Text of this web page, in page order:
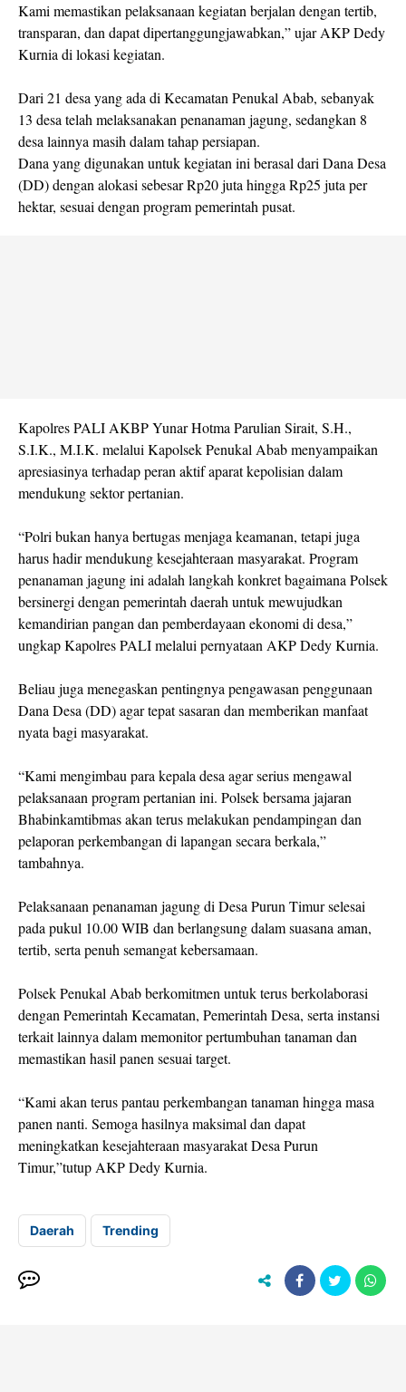
Kami memastikan pelaksanaan kegiatan berjalan dengan tertib,
transparan, dan dapat dipertanggungjawabkan,” ujar AKP Dedy
Kurnia di lokasi kegiatan.
Dari 21 desa yang ada di Kecamatan Penukal Abab, sebanyak
13 desa telah melaksanakan penanaman jagung, sedangkan 8
desa lainnya masih dalam tahap persiapan.
Dana yang digunakan untuk kegiatan ini berasal dari Dana Desa
(DD) dengan alokasi sebesar Rp20 juta hingga Rp25 juta per
hektar, sesuai dengan program pemerintah pusat.
Kapolres PALI AKBP Yunar Hotma Parulian Sirait, S.H.,
S.I.K., M.I.K. melalui Kapolsek Penukal Abab menyampaikan
apresiasinya terhadap peran aktif aparat kepolisian dalam
mendukung sektor pertanian.
“Polri bukan hanya bertugas menjaga keamanan, tetapi juga
harus hadir mendukung kesejahteraan masyarakat. Program
penanaman jagung ini adalah langkah konkret bagaimana Polsek
bersinergi dengan pemerintah daerah untuk mewujudkan
kemandirian pangan dan pemberdayaan ekonomi di desa,”
ungkap Kapolres PALI melalui pernyataan AKP Dedy Kurnia.
Beliau juga menegaskan pentingnya pengawasan penggunaan
Dana Desa (DD) agar tepat sasaran dan memberikan manfaat
nyata bagi masyarakat.
“Kami mengimbau para kepala desa agar serius mengawal
pelaksanaan program pertanian ini. Polsek bersama jajaran
Bhabinkamtibmas akan terus melakukan pendampingan dan
pelaporan perkembangan di lapangan secara berkala,”
tambahnya.
Pelaksanaan penanaman jagung di Desa Purun Timur selesai
pada pukul 10.00 WIB dan berlangsung dalam suasana aman,
tertib, serta penuh semangat kebersamaan.
Polsek Penukal Abab berkomitmen untuk terus berkolaborasi
dengan Pemerintah Kecamatan, Pemerintah Desa, serta instansi
terkait lainnya dalam memonitor pertumbuhan tanaman dan
memastikan hasil panen sesuai target.
“Kami akan terus pantau perkembangan tanaman hingga masa
panen nanti. Semoga hasilnya maksimal dan dapat
meningkatkan kesejahteraan masyarakat Desa Purun
Timur,”tutup AKP Dedy Kurnia.
Daerah Trending